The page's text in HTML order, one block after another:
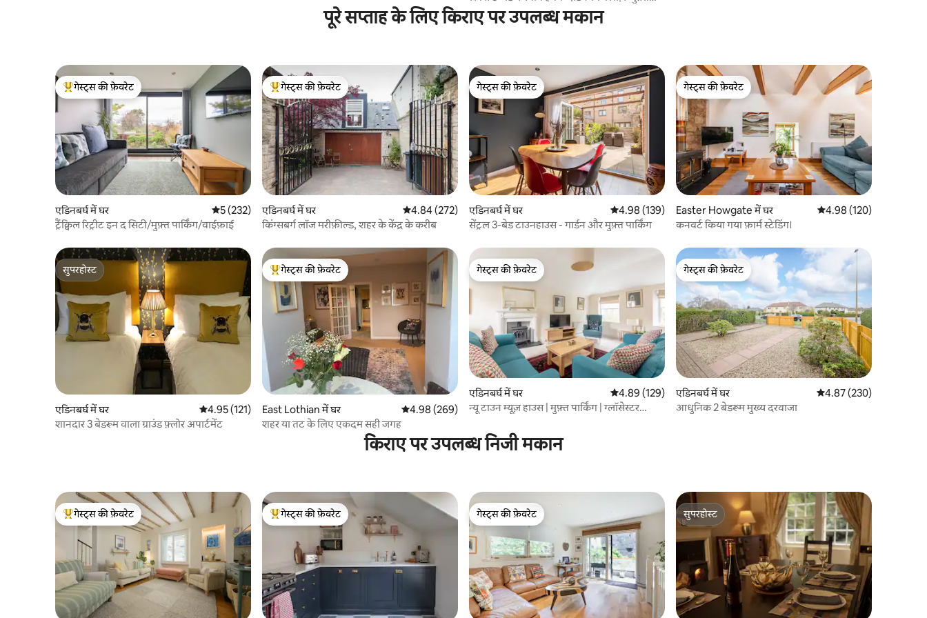
वाईफ़ाई
पूरे सप्ताह के लिए किराए पर उपलब्ध मकान
गेस्ट्स का टॉप फ़ेवरेट
गेस्ट्स की फ़ेवरेट
एडिनबर्घ में घर औसत रेटिंग 5 में से 5, 232 समीक्षाएँ
5 (232)
ट्रैंक्विल रिट्रीट इन द सिटी/मुफ़्त पार्किंग/वाईफ़ाई
गेस्ट्स का टॉप फ़ेवरेट
गेस्ट्स की फ़ेवरेट
एडिनबर्घ में घर औसत रेटिंग 5 में से 4.84, 272 समीक्षाएँ
4.84 (272)
किंग्सबर्ग लॉज मरीफ़ील्ड, शहर के केंद्र के करीब
गेस्ट्स की फ़ेवरेट
गेस्ट्स की फ़ेवरेट
एडिनबर्घ में घर औसत रेटिंग 5 में से 4.98, 139 समीक्षाएँ
4.98 (139)
सेंट्रल 3-बेड टाउनहाउस - गार्डन और मुफ़्त पार्किंग
गेस्ट्स की फ़ेवरेट
गेस्ट्स की फ़ेवरेट
Easter Howgate में घर औसत रेटिंग 5 में से 4.98,
4.98 (120)
कनवर्ट किया गया फ़ार्म स्टेडिंग।
सुपरहोस्ट
सुपरहोस्ट
एडिनबर्घ में घर औसत रेटिंग 5 में से 4.95, 121 समीक्षाएँ
4.95 (121)
शानदार 3 बेडरूम वाला ग्राउंड फ़्लोर अपार्टमेंट
गेस्ट्स का टॉप फ़ेवरेट
गेस्ट्स की फ़ेवरेट
East Lothian में घर औसत रेटिंग 5 में से 4.98, 269 समीक्षाएँ
4.98 (269)
शहर या तट के लिए एकदम सही जगह
गेस्ट्स की फ़ेवरेट
गेस्ट्स की फ़ेवरेट
एडिनबर्घ में घर औसत रेटिंग 5 में से 4.89, 129 समीक्षाएँ
4.89 (129)
न्यू टाउन म्यूज़ हाउस | मुफ़्त पार्किंग | ग्लॉसेस्टर
गेस्ट्स की फ़ेवरेट
गेस्ट्स की फ़ेवरेट
एडिनबर्घ में घर औसत रेटिंग 5 में से 4.87,
4.87 (230)
आधुनिक 2 बेडरूम मुख्य दरवाजा
किराए पर उपलब्ध निजी मकान
गेस्ट्स का टॉप फ़ेवरेट
गेस्ट्स की फ़ेवरेट
गेस्ट्स का टॉप फ़ेवरेट
गेस्ट्स की फ़ेवरेट
गेस्ट्स की फ़ेवरेट
गेस्ट्स की फ़ेवरेट
सुपरहोस्ट
सुपरहोस्ट